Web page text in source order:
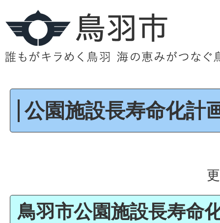
公園施設長寿命化計
鳥羽市公園施設長寿命